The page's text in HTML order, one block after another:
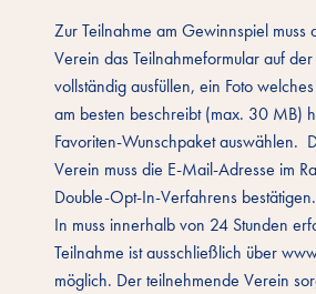
Zur Teilnahme am Gewinnspiel muss
Verein das Teilnahmeformular auf
vollständig ausfüllen, ein Foto
am besten beschreibt (max. 30 MB)
Favoriten-Wunschpaket auswählen.
Verein muss die E-Mail-Adresse im
Double-Opt-In-Verfahrens
In muss innerhalb von 24 Stunden
Teilnahme ist ausschließlich über
möglich. Der teilnehmende Verein